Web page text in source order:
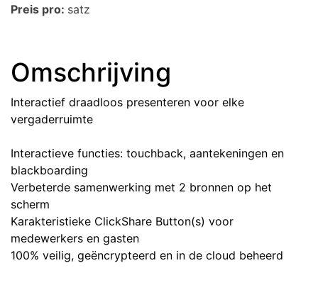
Preis pro: satz
Omschrijving
Interactief draadloos presenteren voor elke
vergaderruimte
Interactieve functies: touchback, aantekeningen en
blackboarding
Verbeterde samenwerking met 2 bronnen op het
scherm
Karakteristieke ClickShare Button(s) voor
medewerkers en gasten
100% veilig, geëncrypteerd en in de cloud beheerd